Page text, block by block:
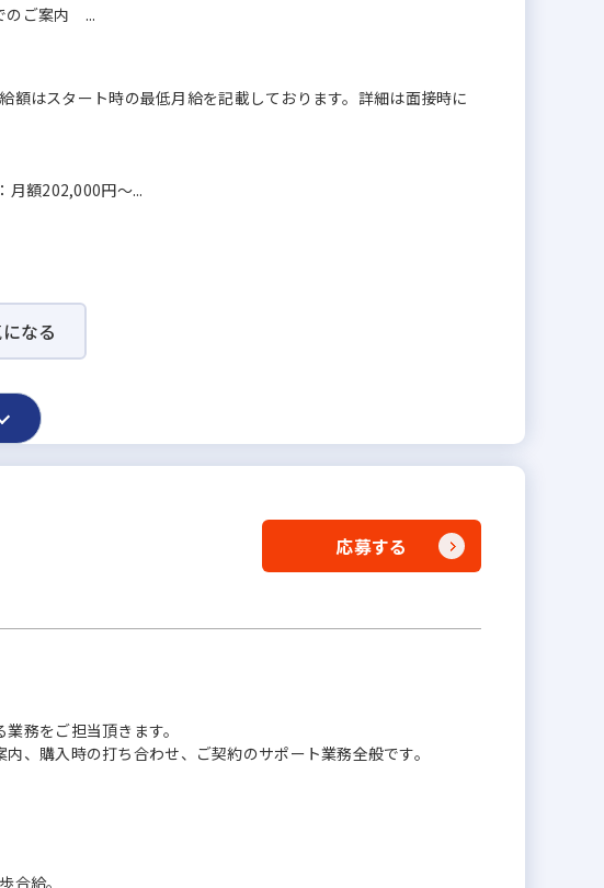
のご案内 ...
額はスタート時の最低月給を記載しております。詳細は面接時に
月額202,000円～...
なる
応募する
務をご担当頂きます。
、購入時の打ち合わせ、ご契約のサポート業務全般です。
合給。